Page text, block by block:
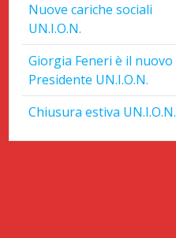
Nuove cariche sociali
UN.I.O.N.
Giorgia Feneri è il nuovo
Presidente UN.I.O.N.
Chiusura estiva UN.I.O.N.